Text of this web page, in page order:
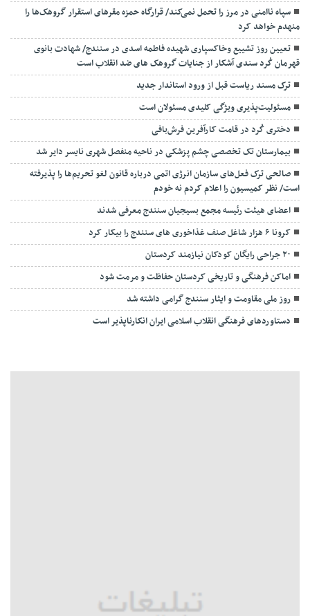
سپاه ناامنی در مرز را تحمل نمی‌کند/ قرارگاه حمزه مقرهای استقرار گروهک‌ها را
منهدم خواهد کرد
تعیین روز تشییع وخاکسپاری شهیده فاطمه اسدی در سنندج/ شهادت بانوی
قهرمان کُرد سندی آشکار از جنایات گروهک های ضد انقلاب است
ترک مسند ریاست قبل از ورود استاندار جدید
مسئولیت‌پذیری ویژگی کلیدی مسئولان است
دختری کُرد در قامت کارآفرین فرش‌بافی
بیمارستان تک تخصصی چشم پزشکی در ناحیه منفصل شهری نایسر دایر شد
صالحی ترک فعل‌های سازمان انرژی اتمی درباره قانون لغو تحریم‌ها را پذیرفته
است/ نظر کمیسیون را اعلام کردم نه خودم
اعضای هیئت رئیسه مجمع بسیجیان سنندج معرفی شدند
کرونا ۶ هزار شاغل صنف غذاخوری های سنندج را بیکار کرد
۲۰ جراحی رایگان کودکان نیازمند کردستان
اماکن فرهنگی و تاریخی کردستان حفاظت و مرمت شود
روز ملی مقاومت و ایثار سنندج گرامی داشته شد
دستاوردهای فرهنگی انقلاب اسلامی ایران انکارناپذیر است